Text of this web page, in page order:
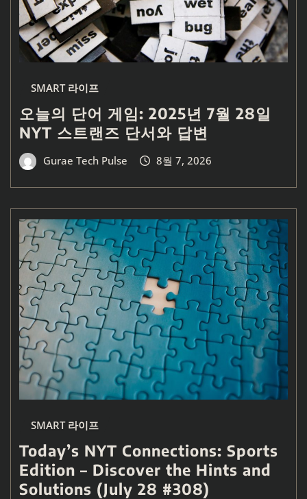
SMART 라이프
오늘의 단어 게임: 2025년 7월 28일
NYT 스트랜즈 단서와 답변
Gurae Tech Pulse 8월 7, 2026
SMART 라이프
Today’s NYT Connections: Sports
Edition – Discover the Hints and
Solutions (July 28 #308)